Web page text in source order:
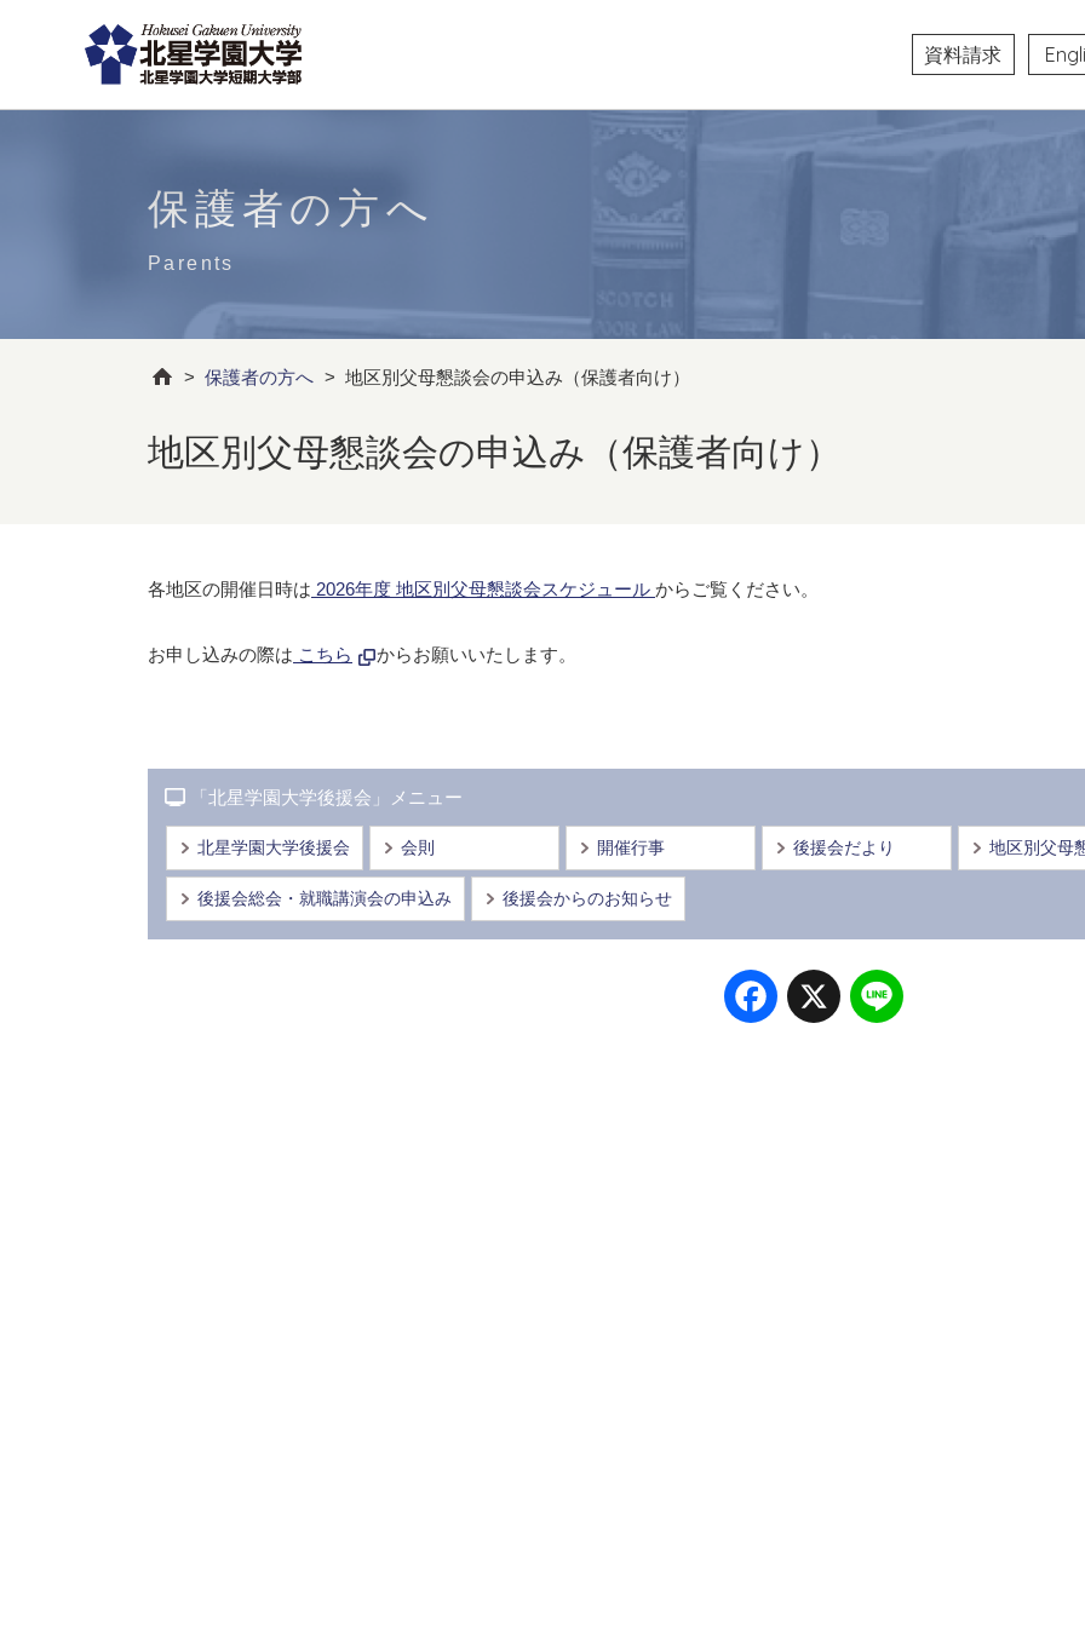
資料請求
保護者の方へ
Parents
> 保護者の方へ > 地区別父母懇談会の申込み（保護者向け）
地区別父母懇談会の申込み（保護者向け）
各地区の開催日時は 2026年度 地区別父母懇談会スケジュール からご覧ください。
お申し込みの際は こちら からお願いいたします。
「北星学園大学後援会」メニュー
北星学園大学後援会 会則 開催行事 後援会だより 地区別父母
後援会総会・就職講演会の申込み 後援会からのお知らせ
Facebook
X